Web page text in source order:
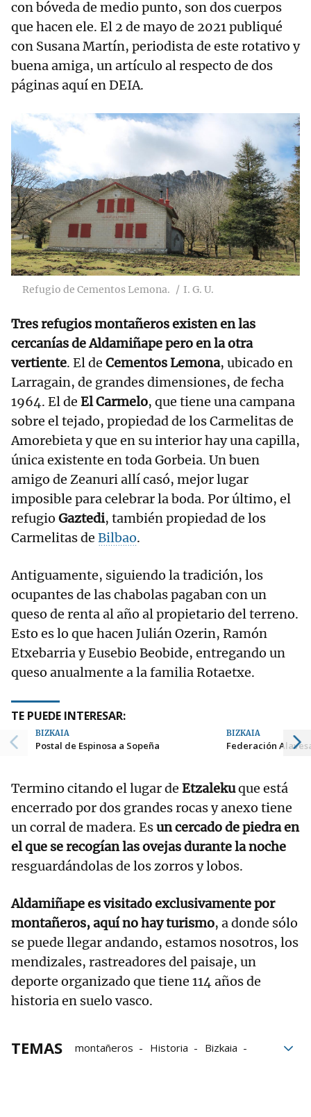
con bóveda de medio punto, son dos cuerpos
que hacen ele. El 2 de mayo de 2021 publiqué
con Susana Martín, periodista de este rotativo y
buena amiga, un artículo al respecto de dos
páginas aquí en DEIA.
Refugio de Cementos Lemona. I. G. U.
Tres refugios montañeros existen en las
cercanías de Aldamiñape pero en la otra
vertiente. El de Cementos Lemona, ubicado en
Larragain, de grandes dimensiones, de fecha
1964. El de El Carmelo, que tiene una campana
sobre el tejado, propiedad de los Carmelitas de
Amorebieta y que en su interior hay una capilla,
única existente en toda Gorbeia. Un buen
amigo de Zeanuri allí casó, mejor lugar
imposible para celebrar la boda. Por último, el
refugio Gaztedi, también propiedad de los
Carmelitas de Bilbao.
Antiguamente, siguiendo la tradición, los
ocupantes de las chabolas pagaban con un
queso de renta al año al propietario del terreno.
Esto es lo que hacen Julián Ozerin, Ramón
Etxebarria y Eusebio Beobide, entregando un
queso anualmente a la familia Rotaetxe.
TE PUEDE INTERESAR:
BIZKAIA
Postal de Espinosa a Sopeña
BIZKAIA
Federación
Termino citando el lugar de Etzalekuque está
encerrado por dos grandes rocas y anexo tiene
un corral de madera. Esun cercado de piedra en
el que se recogían las ovejas durante la noche
resguardándolas de los zorros y lobos.
Aldamiñape es visitado exclusivamente por
montañeros, aquí no hay turismo, a donde sólo
se puede llegar andando, estamos nosotros, los
mendizales, rastreadores del paisaje, un
deporte organizado que tiene 114 años de
historia en suelo vasco.
TEMAS montañeros Historia
Bizkaia